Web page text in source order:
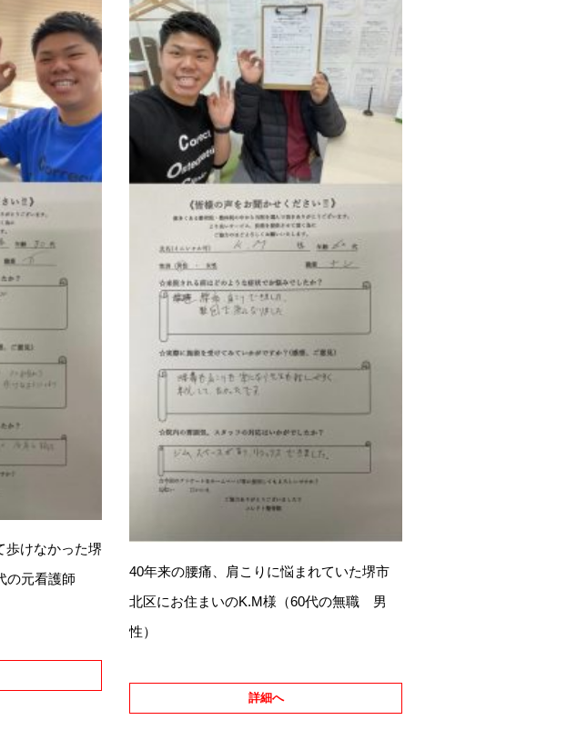
歩けなかった堺
の元看護師
40年来の腰痛、肩こりに悩まれていた堺市
北区にお住まいのK.M様（60代の無職 男
性）
詳細へ